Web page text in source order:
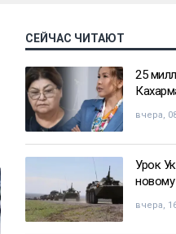
СЕЙЧАС ЧИТАЮТ
25
вчера,
Урок
вчера,